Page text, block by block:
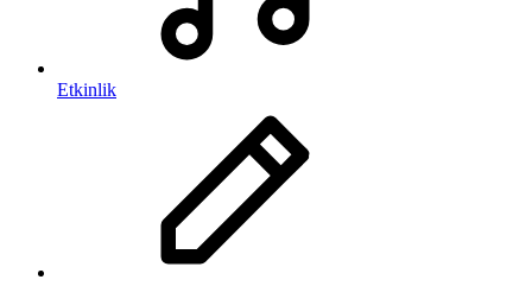
Etkinlik